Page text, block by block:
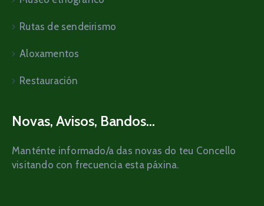
Rutas de sendeirismo
Aloxamentos
Restauración
Novas, Avisos, Bandos...
Manténte informado/a das novas do teu Concello
visitando con frecuencia esta páxina.